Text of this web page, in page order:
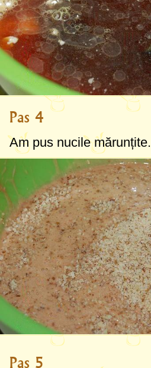
Pas 4
Am pus nucile mărunțite.
Pas 5